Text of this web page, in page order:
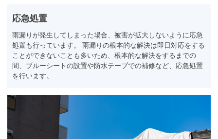
応急処置
雨漏りが発生してしまった場合、被害が拡大しないように応急
処置も行っています。 雨漏りの根本的な解決は即日対応をする
ことができないことも多いため、根本的な解決をするまでの
間、ブルーシートの設置や防水テープでの補修など、応急処置
を行います。